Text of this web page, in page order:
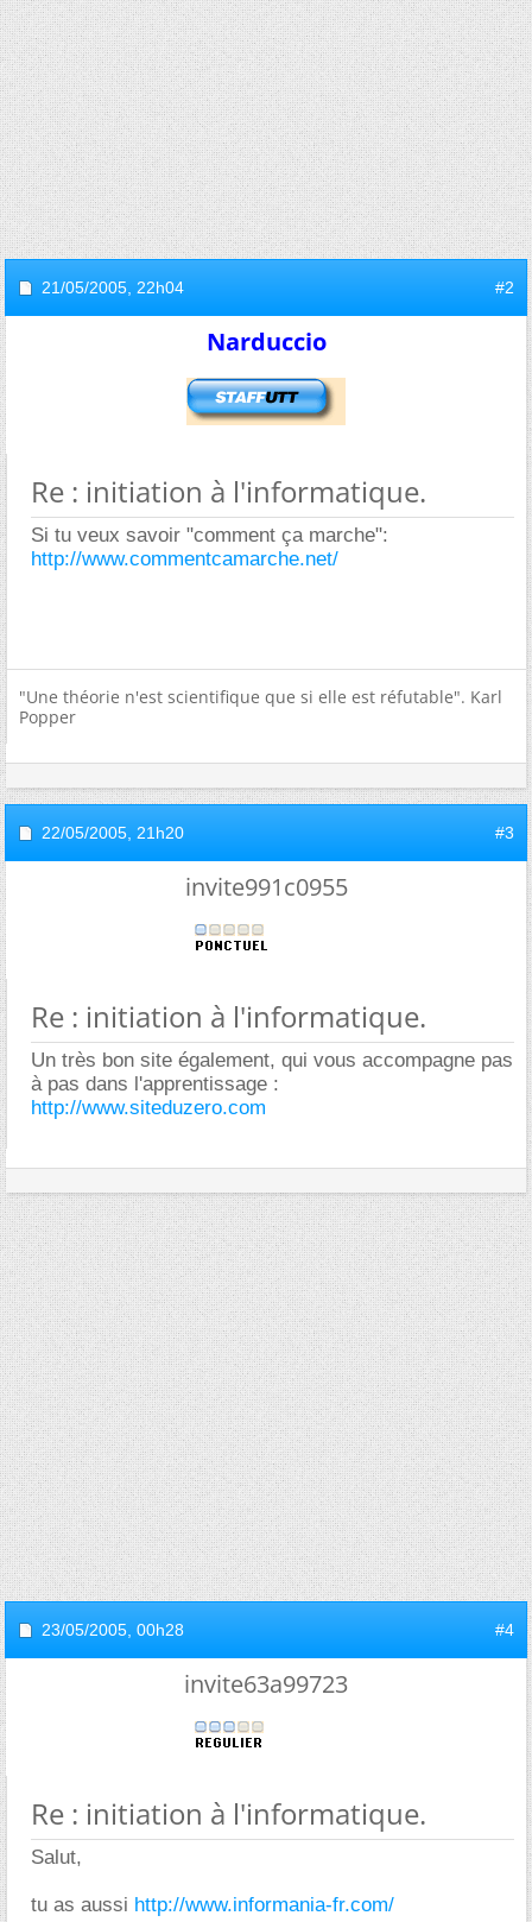
21/05/2005, 22h04 #2
Narduccio
Re : initiation à l'informatique.
Si tu veux savoir "comment ça marche":
http://www.commentcamarche.net/
"Une théorie n'est scientifique que si elle est réfutable". Karl
Popper
22/05/2005, 21h20 #3
invite991c0955
Re : initiation à l'informatique.
Un très bon site également, qui vous accompagne pas
à pas dans l'apprentissage :
http://www.siteduzero.com
23/05/2005, 00h28 #4
invite63a99723
Re : initiation à l'informatique.
Salut,
tu as aussi http://www.informania-fr.com/